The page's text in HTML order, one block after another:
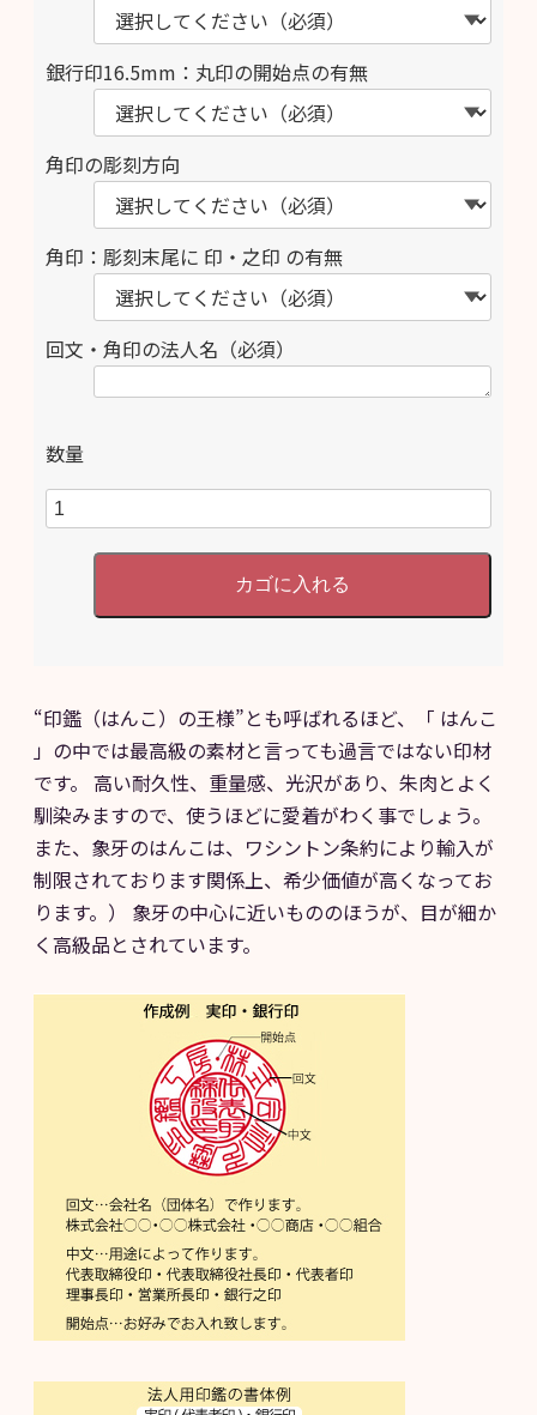
銀行印16.5mm：丸印の開始点の有無
角印の彫刻方向
角印：彫刻末尾に 印・之印 の有無
回文・角印の法人名（必須）
数量
“印鑑（はんこ）の王様”とも呼ばれるほど、「 はんこ
」の中では最高級の素材と言っても過言ではない印材
です。 高い耐久性、重量感、光沢があり、朱肉とよく
馴染みますので、使うほどに愛着がわく事でしょう。
また、象牙のはんこは、ワシントン条約により輸入が
制限されております関係上、希少価値が高くなってお
ります。） 象牙の中心に近いもののほうが、目が細か
く高級品とされています。